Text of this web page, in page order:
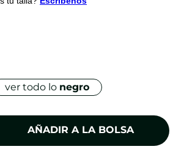
ver todo lo negro
AÑADIR A LA BOLSA